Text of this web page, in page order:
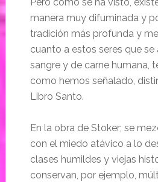
manera muy difuminada y
tradición más profunda y
cuanto a estos seres que
sangre y de carne humana,
como hemos señalado,
Libro Santo.
En la obra de Stoker; se
con el miedo atávico a lo
clases humildes y viejas
conservan, por ejemplo,